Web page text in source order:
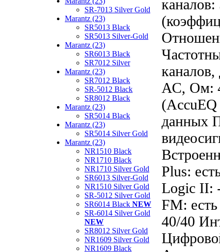
SR-7013 Silver Gold
Marantz (23)
SR5013 Black
SR5013 Silver-Gold
Marantz (23)
SR6013 Black
SR7012 Silver
Marantz (23)
SR7012 Black
SR-5012 Black
SR8012 Black
Marantz (23)
SR5014 Black
Marantz (23)
SR5014 Silver Gold
Marantz (23)
NR1510 Black
NR1710 Black
NR1710 Silver Gold
SR6013 Silver-Gold
NR1510 Silver Gold
SR-5012 Silver Gold
SR6014 Black NEW
SR-6014 Silver Gold
NEW
SR8012 Silver Gold
NR1609 Silver Gold
NR1609 Black
АС, Ом:
данных
Plus:
Logic II:
FM:
40/40